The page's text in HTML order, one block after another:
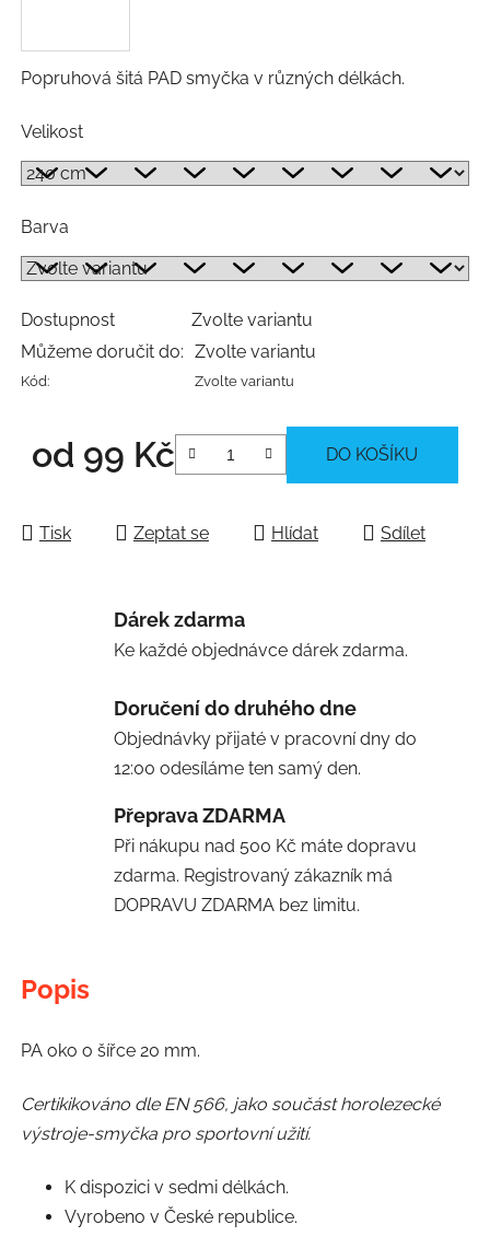
Popruhová šitá PAD smyčka v různých délkách.
Velikost
Barva
Dostupnost
Zvolte variantu
Můžeme doručit do: Zvolte variantu
Kód: Zvolte variantu
od 99 Kč DO KOŠÍKU
Tisk Zeptat se Hlídat Sdílet
Dárek zdarma
Ke každé objednávce dárek zdarma.
Doručení do druhého dne
Objednávky přijaté v pracovní dny do
12:00 odesíláme ten samý den.
Přeprava ZDARMA
Při nákupu nad 500 Kč máte dopravu
zdarma. Registrovaný zákazník má
DOPRAVU ZDARMA bez limitu.
Popis
PA oko o šířce 20 mm.
Certikikováno dle EN 566, jako součást horolezecké
výstroje-smyčka pro sportovní užití.
K dispozici v sedmi délkách.
Vyrobeno v České republice.